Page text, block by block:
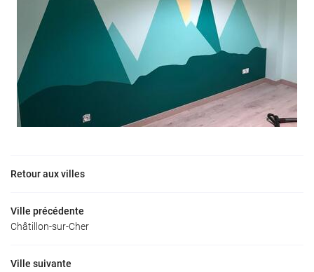
Retour aux villes
Ville précédente
Châtillon-sur-Cher
Ville suivante